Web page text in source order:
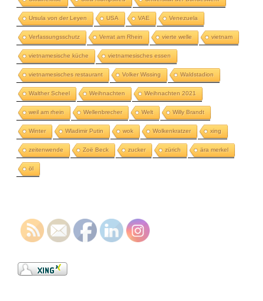
Ursula von der Leyen USA VAE Venezuela
Verfassungsschutz Verrat am Rhein vierte welle vietnam
vietnamesische küche vietnamesisches essen
vietnamesisches restaurant Volker Wissing Waldstadion
Walther Scheel Weihnachten Weihnachten 2021
weil am rhein Wellenbrecher Welt Willy Brandt
Winter Wladimir Putin wok Wolkenkratzer xing
zeitenwende Zoë Beck zucker zürich ära merkel
öl